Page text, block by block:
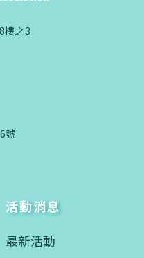
樓之3
號
活動消息
最新活動